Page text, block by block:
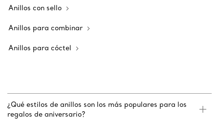
Anillos con sello
Anillos para combinar
Anillos para cóctel
¿Qué estilos de anillos son los más populares para los
regalos de aniversario?